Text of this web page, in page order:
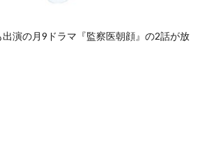
出演の月9ドラマ『監察医朝顔』の2話が放